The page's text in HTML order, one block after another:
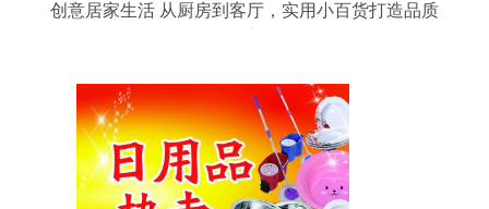
创意居家生活 从厨房到客厅，实用小百货打造品质